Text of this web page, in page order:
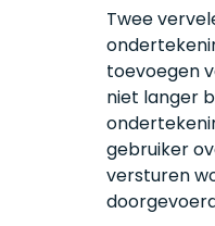
Twee
toevoegen
niet langer
gebruiker
versturen